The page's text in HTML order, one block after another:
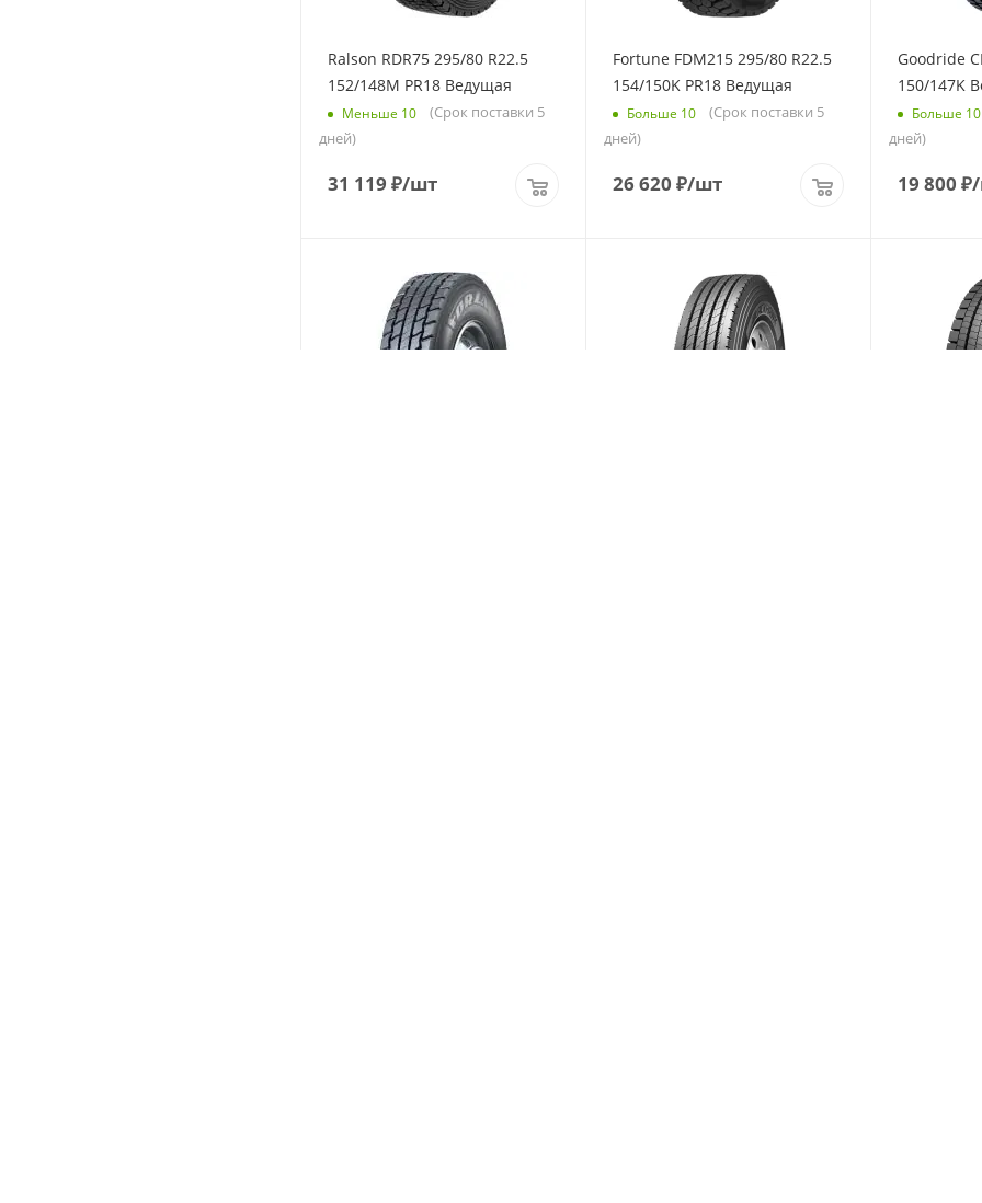
Ralson RDR75 295/80 R22.5
152/148M PR18 Ведущая
Меньше 10
(Срок поставки 5
дней)
31 119 ₽/шт
Fortune FDM215 295/80 R22.5
154/150K PR18 Ведущая
Больше 10
(Срок поставки 5
дней)
26 620 ₽/шт
Goodride
150/147K
Больше 10
дней)
19 800 ₽